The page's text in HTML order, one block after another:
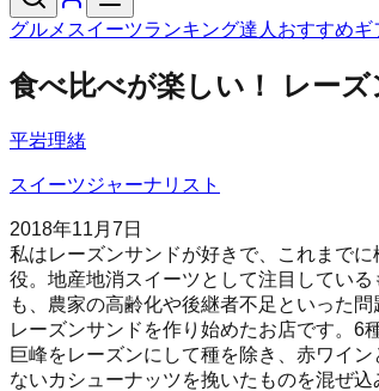
グルメ スイーツランキング達人おすすめギ
食べ比べが楽しい！ レー
平岩理緒
スイーツジャーナリスト
2018年11月7日
私はレーズンサンドが好きで、これまで
役。地産地消スイーツとして注目してい
も、農家の高齢化や後継者不足といった
レーズンサンドを作り始めたお店です。6
巨峰をレーズンにして種を除き、赤ワイ
ないカシューナッツを挽いたものを混ぜ